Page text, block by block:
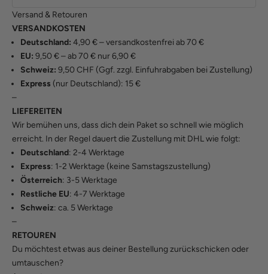
Versand & Retouren
VERSANDKOSTEN
Deutschland: 4,90 € – versandkostenfrei ab 70 €
EU: 9,50 € – ab 70 € nur 6,90 €
Schweiz: 9,50 CHF (Ggf. zzgl. Einfuhrabgaben bei Zustellung)
Express (nur Deutschland): 15 €
–
LIEFEREITEN
Wir bemühen uns, dass dich dein Paket so schnell wie möglich
erreicht. In der Regel dauert die Zustellung mit DHL wie folgt:
Deutschland: 2-4 Werktage
Express: 1-2 Werktage (keine Samstagszustellung)
Österreich: 3-5 Werktage
Restliche EU: 4-7 Werktage
Schweiz: ca. 5 Werktage
–
RETOUREN
Du möchtest etwas aus deiner Bestellung zurückschicken oder
umtauschen?